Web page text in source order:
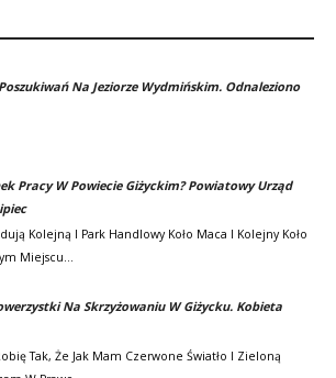
Na Jeziorze Wydmińskim. Odnaleziono
Pracy W Powiecie Giżyckim? Powiatowy Urząd
Kolejną I Park Handlowy Koło Maca I Kolejny Koło
Miejscu…
Na Skrzyżowaniu W Giżycku. Kobieta
Tak, Że Jak Mam Czerwone Światło I Zieloną